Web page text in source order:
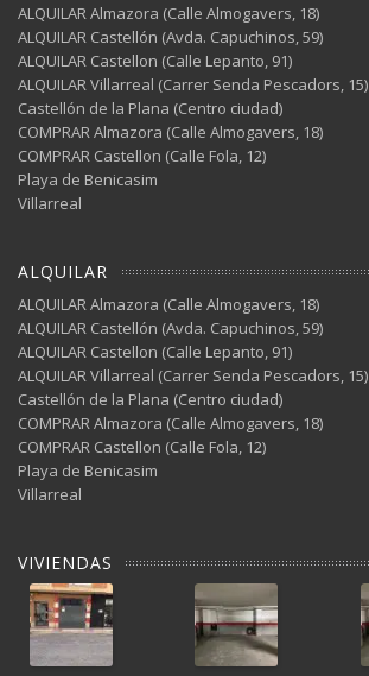
ALQUILAR Almazora (Calle Almogavers, 18)
ALQUILAR Castellón (Avda. Capuchinos, 59)
ALQUILAR Castellon (Calle Lepanto, 91)
ALQUILAR Villarreal (Carrer Senda Pescadors, 15)
Castellón de la Plana (Centro ciudad)
COMPRAR Almazora (Calle Almogavers, 18)
COMPRAR Castellon (Calle Fola, 12)
Playa de Benicasim
Villarreal
ALQUILAR
ALQUILAR Almazora (Calle Almogavers, 18)
ALQUILAR Castellón (Avda. Capuchinos, 59)
ALQUILAR Castellon (Calle Lepanto, 91)
ALQUILAR Villarreal (Carrer Senda Pescadors, 15)
Castellón de la Plana (Centro ciudad)
COMPRAR Almazora (Calle Almogavers, 18)
COMPRAR Castellon (Calle Fola, 12)
Playa de Benicasim
Villarreal
VIVIENDAS